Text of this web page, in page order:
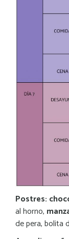
Postres:
al horno,
de pera, bolita